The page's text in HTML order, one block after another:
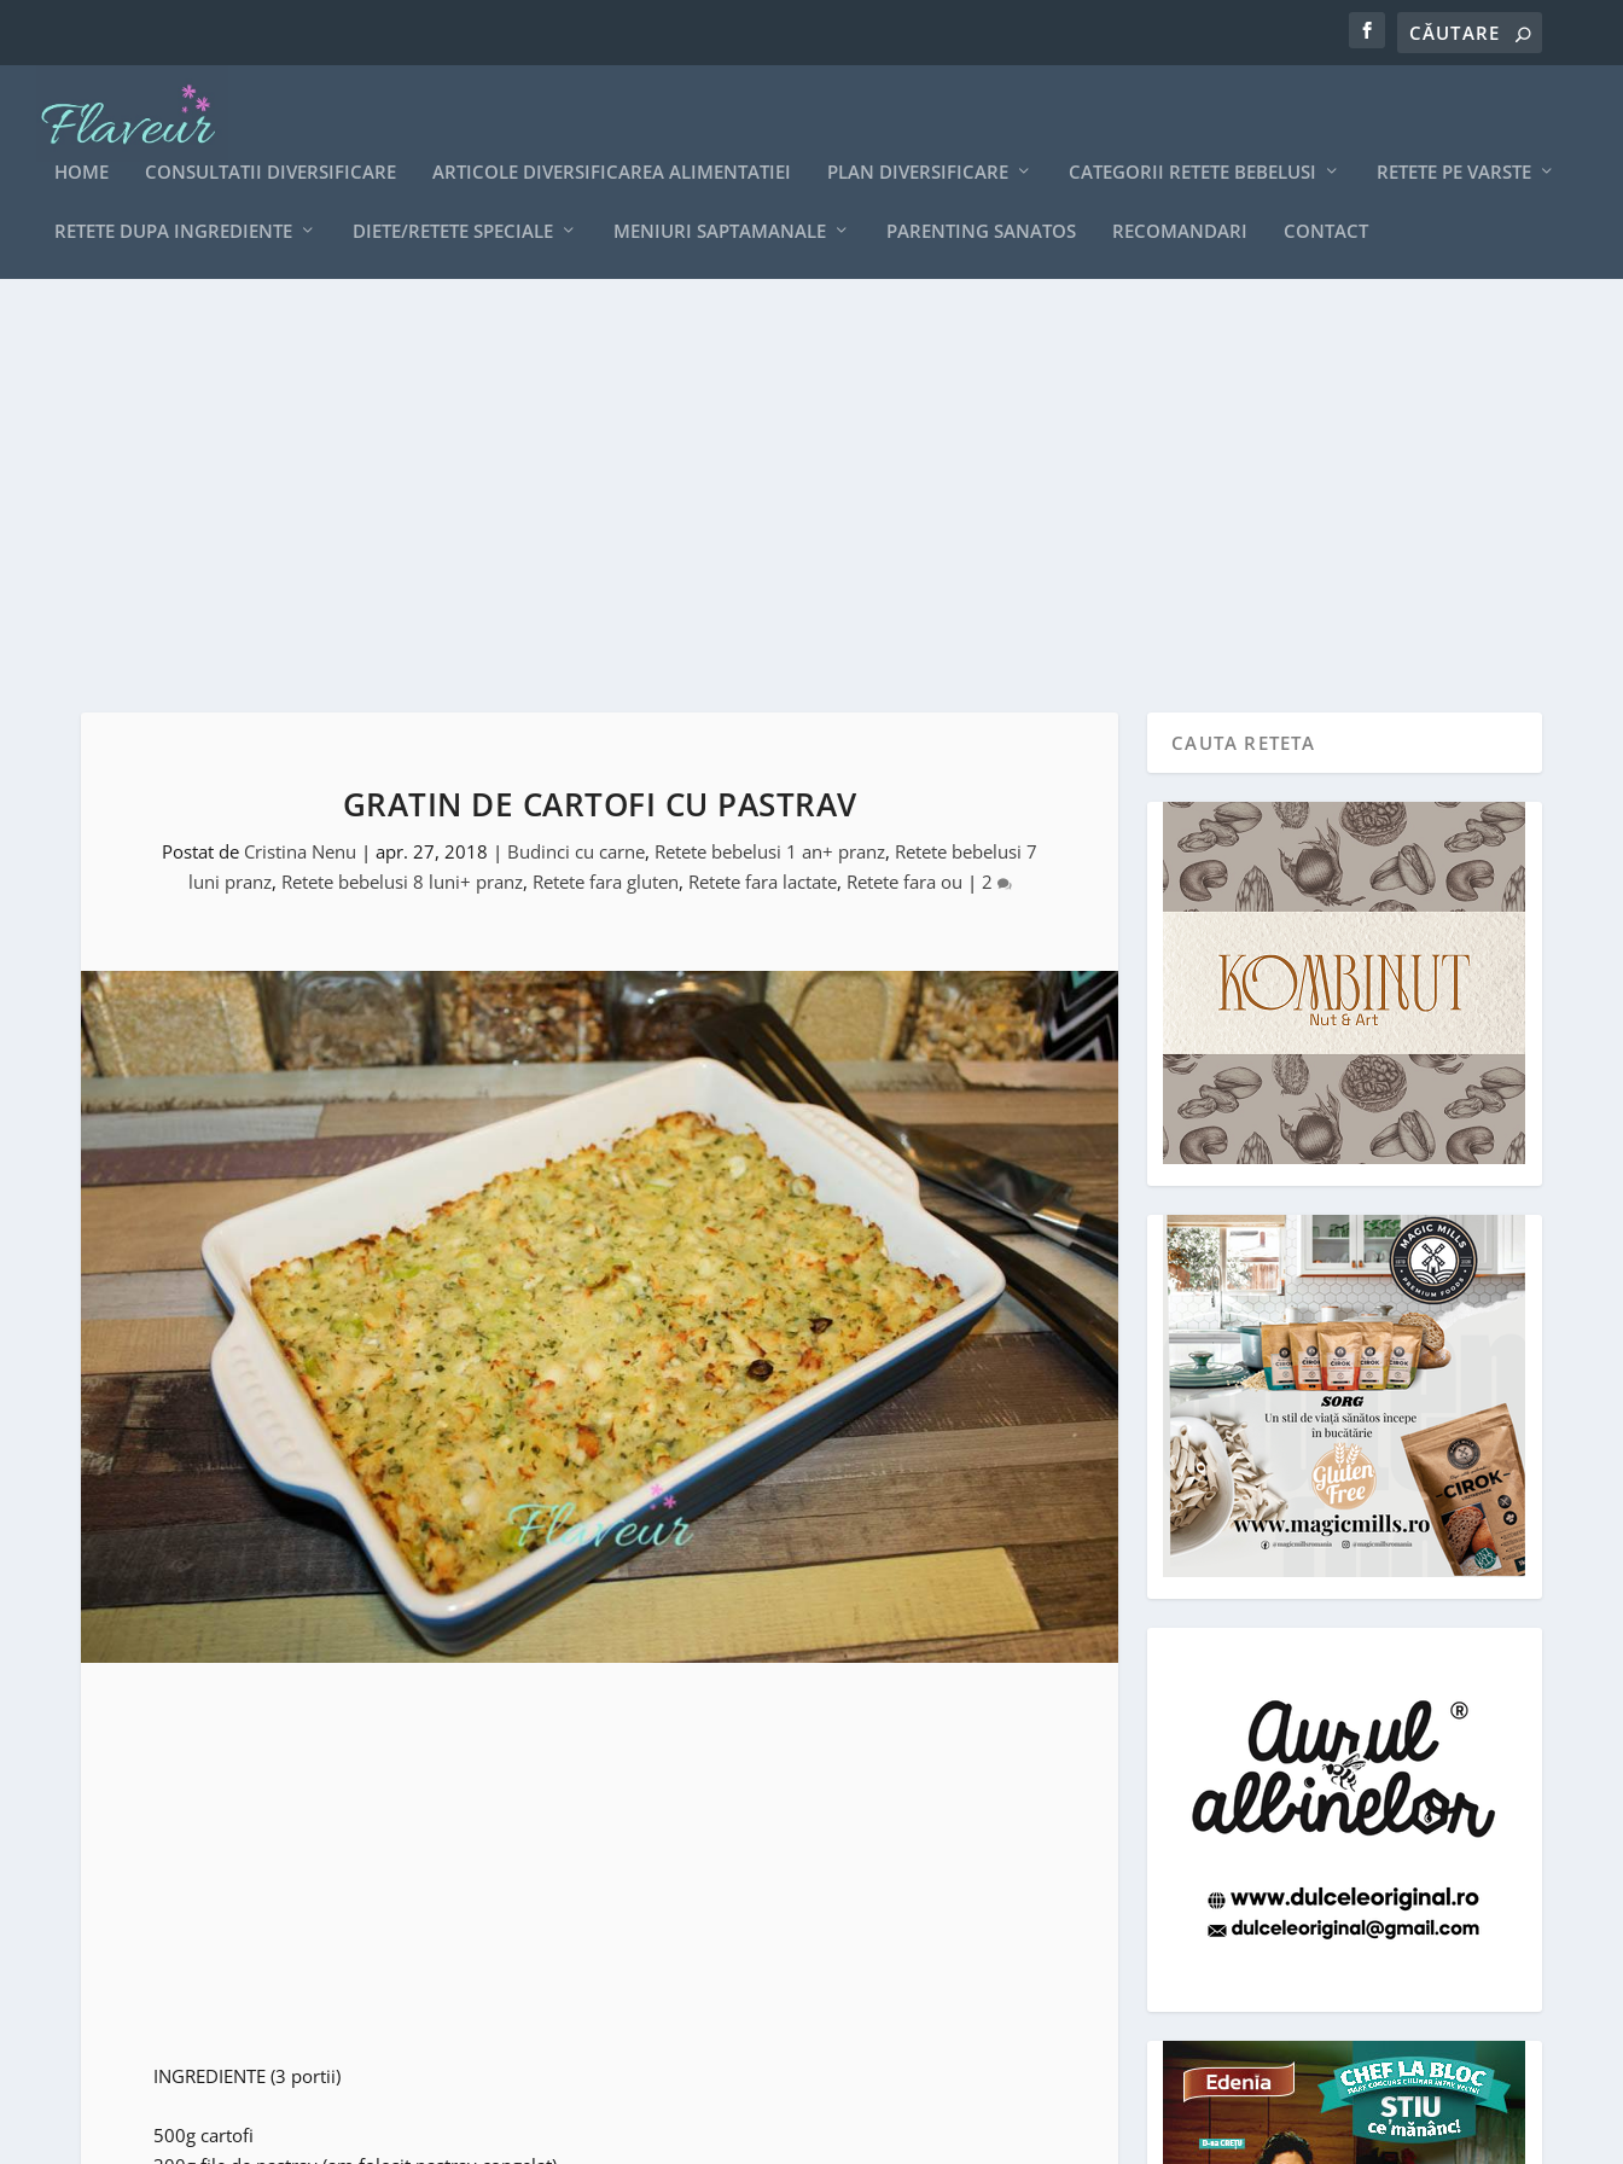
HOME CONSULTATII DIVERSIFICARE ARTICOLE DIVERSIFICAREA ALIMENTATIEI PLAN DIVERSIFICARE CATEGORII RETETE BEBELUSI RETETE PE VARSTE
RETETE DUPA INGREDIENTE DIETE/RETETE SPECIALE MENIURI SAPTAMANALE PARENTING SANATOS RECOMANDARI CONTACT
GRATIN DE CARTOFI CU PASTRAV
Postat de Cristina Nenu |apr. 27, 2018 | Budinci cu carne, Retete bebelusi 1 an+ pranz, Retete bebelusi 7
luni pranz, Retete bebelusi 8 luni+ pranz, Retete fara gluten, Retete fara lactate, Retete fara ou | 2
INGREDIENTE (3 portii)
500g cartofi